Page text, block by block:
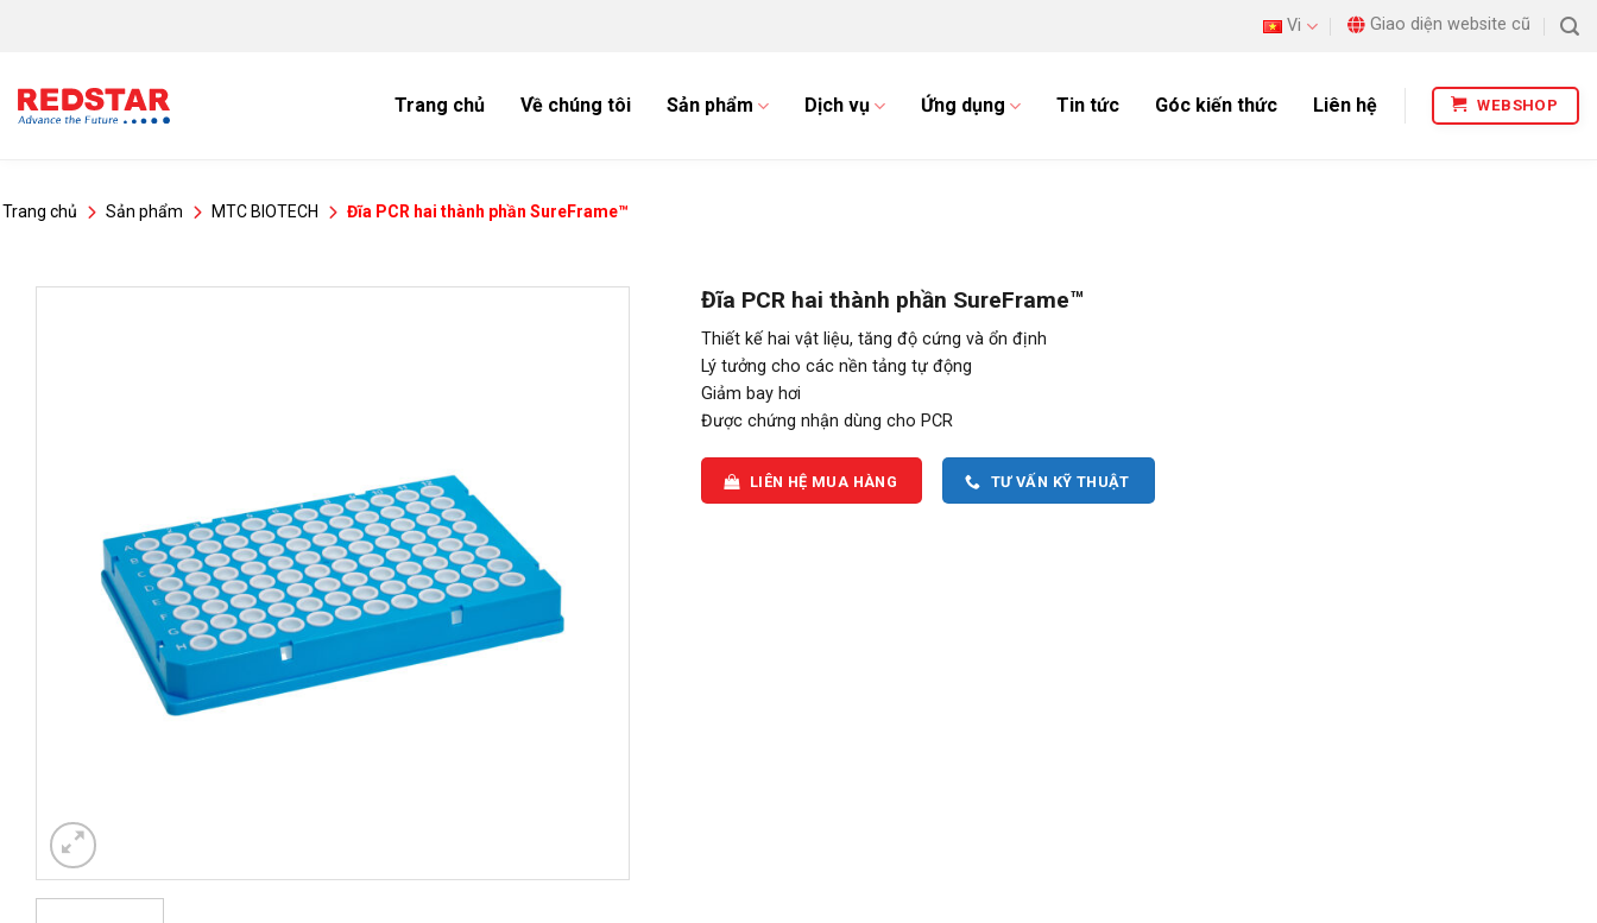
dung
Vi Giao diện website cũ
Trang chủ Về chúng tôi Sản phẩm Dịch vụ Ứng dụng Tin tức Góc kiến thức Liên hệ WEBSHOP
Trang chủ Sản phẩm MTC BIOTECH Đĩa PCR hai thành phần SureFrame™
Đĩa PCR hai thành phần SureFrame™
Thiết kế hai vật liệu, tăng độ cứng và ổn định
Lý tưởng cho các nền tảng tự động
Giảm bay hơi
Được chứng nhận dùng cho PCR
LIÊN HỆ MUA HÀNG TƯ VẤN KỸ THUẬT